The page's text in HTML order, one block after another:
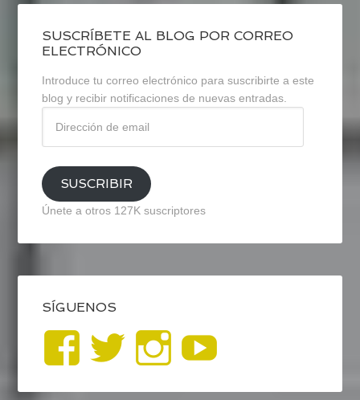
SUSCRÍBETE AL BLOG POR CORREO
ELECTRÓNICO
Introduce tu correo electrónico para suscribirte a este
blog y recibir notificaciones de nuevas entradas.
email
SUSCRIBIR
Únete a otros 127K suscriptores
SÍGUENOS
Ver
perfil
Ver
perfil
Ver
perfil